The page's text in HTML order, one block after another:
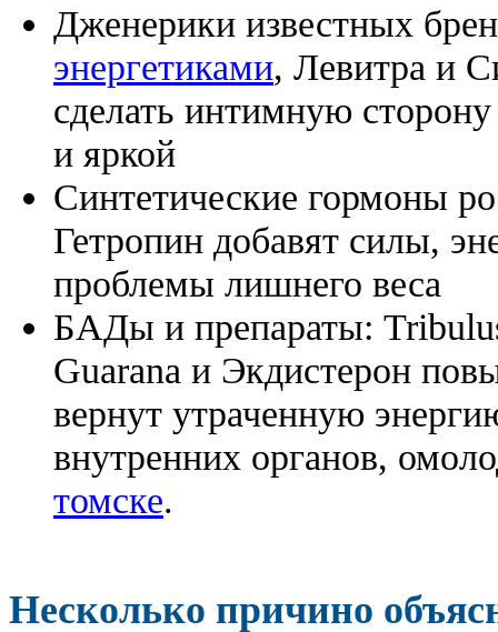
Дженерики известных
энергетиками, Левитра и
сделать интимную
и яркой
Синтетические гормоны
Гетропин добавят силы,
проблемы лишнего веса
БАДы и препараты:
Guarana и Экдистерон
вернут утраченную
внутренних органов,
томске.
Несколько причино